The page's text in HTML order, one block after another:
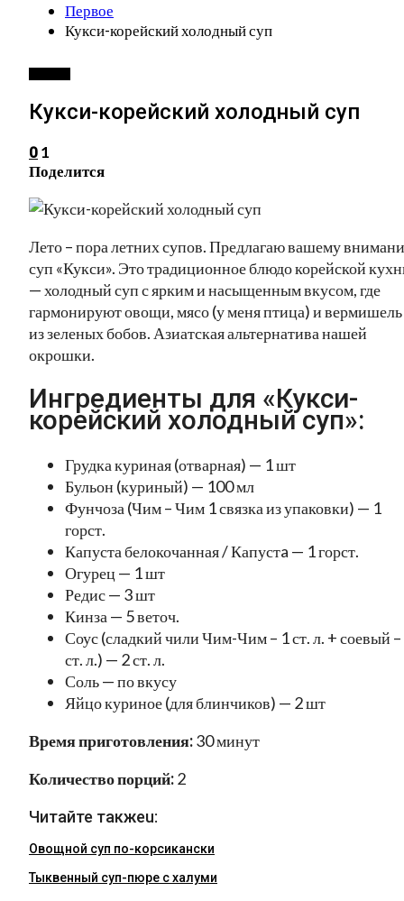
Первое
Кукси-корейский холодный суп
Кукси-корейский холодный суп
0 1
Поделится
Лето – пора летних супов. Предлагаю вашему
суп «Кукси». Это традиционное блюдо корейской
— холодный суп с ярким и насыщенным вкусом, где
гармонируют овощи, мясо (у меня птица) и вермишель
из зеленых бобов. Азиатская альтернатива нашей
окрошки.
Ингредиенты для «Кукси-
корейский холодный суп»:
Грудка куриная (отварная) — 1 шт
Бульон (куриный) — 100 мл
Фунчоза (Чим – Чим 1 связка из упаковки) — 1
горст.
Капуста белокочанная / Капустa — 1 горст.
Огурец — 1 шт
Редис — 3 шт
Кинза — 5 веточ.
Соус (сладкий чили Чим-Чим – 1 ст. л. + соевый
ст. л.) — 2 ст. л.
Соль — по вкусу
Яйцо куриное (для блинчиков) — 2 шт
Время приготовления:30 минут
Количество порций:2
Читайте такжеu:
Овощной суп по-корсикански
Тыквенный суп-пюре с халуми